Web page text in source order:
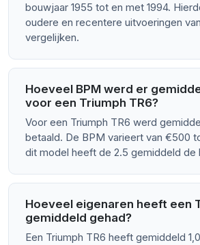
bouwjaar 1955 tot en met 1994.
oudere en recentere uitvoeringen
vergelijken.
Hoeveel BPM werd er
voor een Triumph TR6?
Voor een Triumph TR6 werd
betaald. De BPM varieert van €500
dit model heeft de 2.5 gemiddeld de
Hoeveel eigenaren heeft een
gemiddeld gehad?
Een Triumph TR6 heeft gemiddeld